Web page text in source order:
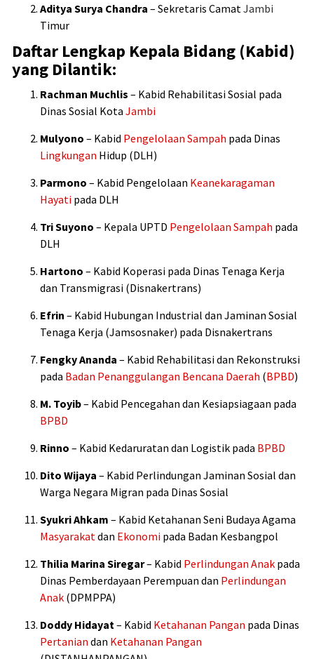
Aditya Surya Chandra – Sekretaris CamatJambi
Timur
Daftar Lengkap Kepala Bidang (Kabid)
yang Dilantik:
Rachman Muchlis – Kabid Rehabilitasi Sosial pada
Dinas Sosial Kota Jambi
Mulyono – Kabid Pengelolaan Sampah pada Dinas
Lingkungan Hidup (DLH)
Parmono – Kabid Pengelolaan Keanekaragaman
Hayati pada DLH
Tri Suyono – Kepala UPTD Pengelolaan Sampah pada
DLH
Hartono – Kabid Koperasi pada Dinas Tenaga Kerja
dan Transmigrasi (Disnakertrans)
Efrin – Kabid Hubungan Industrial dan Jaminan Sosial
Tenaga Kerja (Jamsosnaker) pada Disnakertrans
Fengky Ananda – Kabid Rehabilitasi dan Rekonstruksi
pada Badan Penanggulangan Bencana Daerah (BPBD)
M. Toyib– Kabid Pencegahan dan Kesiapsiagaan pada
BPBD
Rinno – Kabid Kedaruratan dan Logistik pada BPBD
Dito Wijaya – Kabid Perlindungan Jaminan Sosial dan
Warga Negara Migran pada Dinas Sosial
Syukri Ahkam – Kabid Ketahanan Seni Budaya Agama
Masyarakat dan Ekonomi pada Badan Kesbangpol
Thilia Marina Siregar– Kabid Perlindungan Anak pada
Dinas Pemberdayaan Perempuan dan Perlindungan
Anak (DPMPPA)
Doddy Hidayat – Kabid Ketahanan Pangan pada Dinas
Pertanian dan Ketahanan Pangan